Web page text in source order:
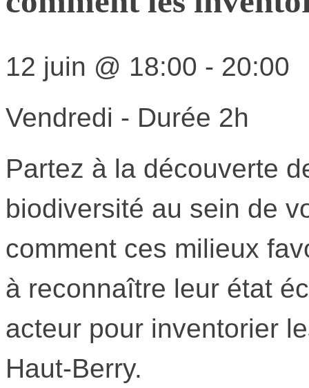
12 juin @ 18:00 - 20:00
Vendredi - Durée 2h
Partez à la découverte
biodiversité au sein de
comment ces milieux
à reconnaître leur état
acteur pour inventorier
Haut-Berry.